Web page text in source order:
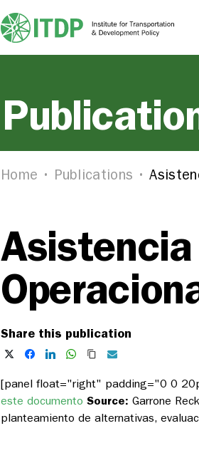
Home Publications
Share this publication
[panel float="right" padding="0 0
este documento Source: Garrone
planteamiento de alternativas,